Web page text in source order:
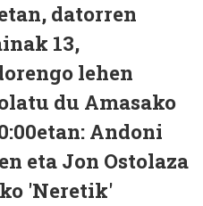
datorren
13,
lehen
du Amasako
Andoni
eta Jon Ostolaza
'Neretik'